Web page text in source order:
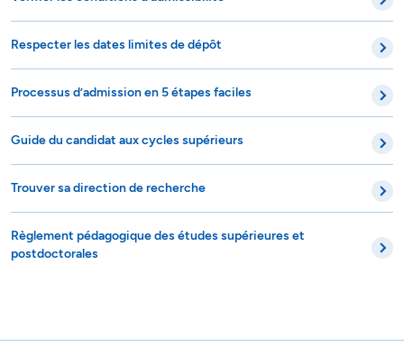
Respecter les dates limites de dépôt
Processus d’admission en 5 étapes faciles
Guide du candidat aux cycles supérieurs
Trouver sa direction de recherche
Règlement pédagogique des études supérieures et
postdoctorales